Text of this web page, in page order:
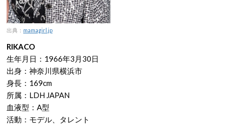
出典： mamagirl.jp
RIKACO
生年月日：1966年3月30日
出身：神奈川県横浜市
身長：169cm
所属：LDH JAPAN
血液型：A型
活動：モデル、タレント